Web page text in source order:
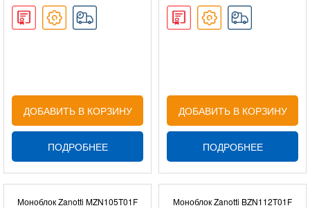
ДОБАВИТЬ В КОРЗИНУ
ПОДРОБНЕЕ
ДОБАВИТЬ В КОРЗИНУ
ПОДРОБНЕЕ
Моноблок Zanotti MZN105T01F Моноблок Zanotti BZN112T01F